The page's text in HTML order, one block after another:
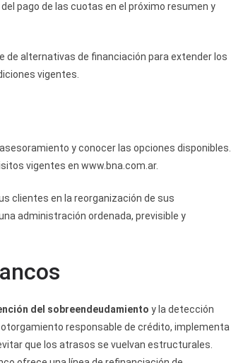
pago de las cuotas en el próximo resumen y
de alternativas de financiación para extender los
vigentes.
y conocer las opciones disponibles.
vigentes en www.bna.com.ar.
clientes en la reorganización de sus
administración ordenada, previsible y
del sobreendeudamiento y la detección
responsable de crédito, implementa
que los atrasos se vuelvan estructurales.